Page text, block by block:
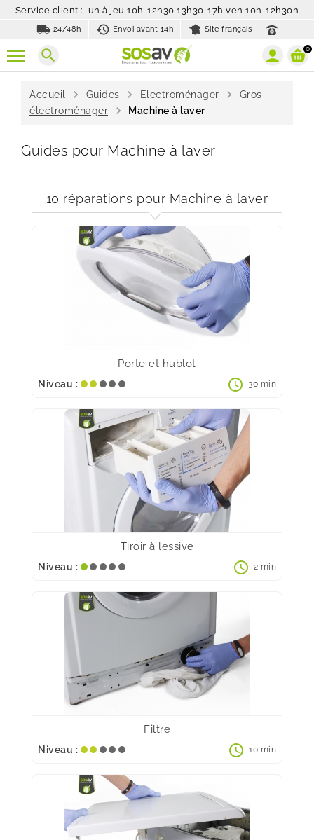
Service client : lun à jeu 10h-12h30 13h30-17h ven 10h-12h30h
local_shipping 24/48h history_toggle_off
Envoi avant 14h Site français
search 0
Accueil chevron_right Guides chevron_right Electroménager chevron_right
Gros
électroménager
chevron_right Machine à laver
Guides pour Machine à laver
10 réparations pour Machine à laver
Porte et hublot
Niveau : schedule 30 min
Tiroir à lessive
Niveau : schedule 2 min
Filtre
Niveau : schedule 10 min